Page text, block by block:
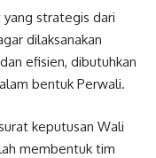
strategis dari
dilaksanakan
efisien, dibutuhkan
bentuk Perwali.
keputusan Wali
membentuk tim